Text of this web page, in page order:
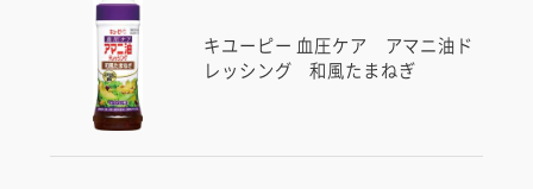
キユーピー 血圧ケア アマニ油ド
レッシング 和風たまねぎ